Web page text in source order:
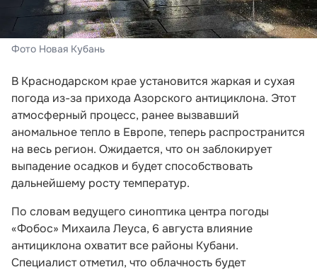
Фото Новая Кубань
В Краснодарском крае установится жаркая и сухая
погода из-за прихода Азорского антициклона. Этот
атмосферный процесс, ранее вызвавший
аномальное тепло в Европе, теперь распространится
на весь регион. Ожидается, что он заблокирует
выпадение осадков и будет способствовать
дальнейшему росту температур.
По словам ведущего синоптика центра погоды
«Фобос» Михаила Леуса, 6 августа влияние
антициклона охватит все районы Кубани.
Специалист отметил, что облачность будет